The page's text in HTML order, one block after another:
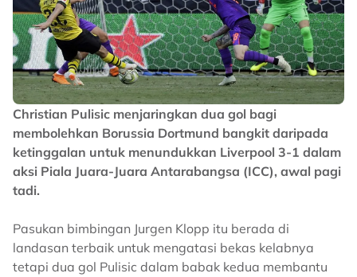
Christian Pulisic menjaringkan dua gol bagi
membolehkan Borussia Dortmund bangkit daripada
ketinggalan untuk menundukkan Liverpool 3-1 dalam
aksi Piala Juara-Juara Antarabangsa (ICC), awal pagi
tadi.
Pasukan bimbingan Jurgen Klopp itu berada di
landasan terbaik untuk mengatasi bekas kelabnya
tetapi dua gol Pulisic dalam babak kedua membantu